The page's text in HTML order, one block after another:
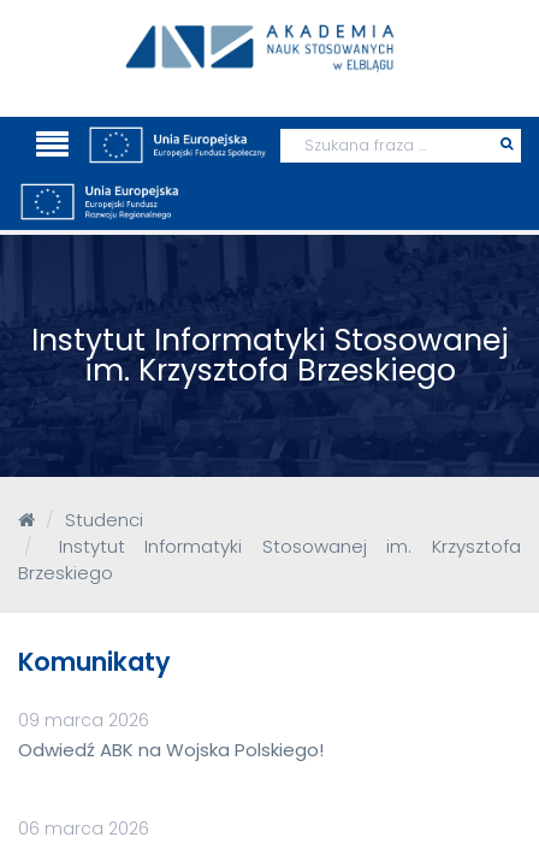
Wyszukaj
Instytut Informatyki Stosowanej
im. Krzysztofa Brzeskiego
Studenci
Instytut Informatyki Stosowanej im. Krzysztofa
Brzeskiego
Komunikaty
09 marca 2026
Odwiedź ABK na Wojska Polskiego!
06 marca 2026